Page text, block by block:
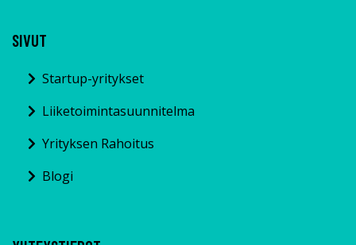
SIVUT
Startup-yritykset
Liiketoimintasuunnitelma
Yrityksen Rahoitus
Blogi